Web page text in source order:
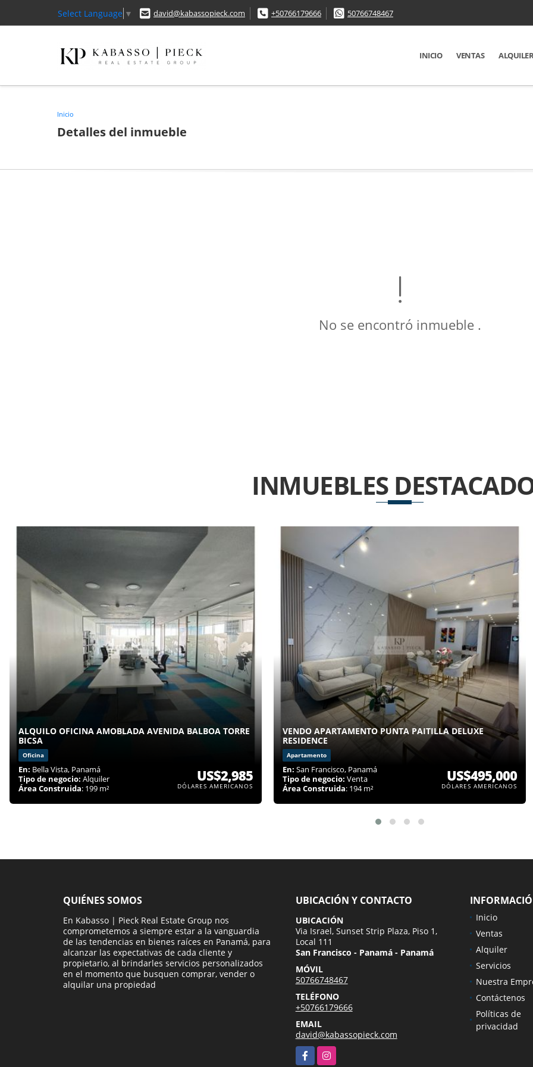
Select Language ▼ david@kabassopieck.com +50766179666 50766748467
INICIO VENTAS
Inicio
Detalles del inmueble
No se encontró inmueble .
INMUEBLES
ALQUILO OFICINA AMOBLADA AVENIDA BALBOA TORRE
BICSA
Oficina
En: Bella Vista, Panamá
Tipo de negocio: Alquiler
Área Construida: 199 m²
US$2,985
DÓLARES AMERICANOS
VENDO APARTAMENTO PUNTA PAITILLA DELUXE
RESIDENCE
Apartamento
En: San Francisco, Panamá
Tipo de negocio: Venta
Área Construida: 194 m²
US$495,000
DÓLARES AMERICANOS
QUIÉNES SOMOS
En Kabasso | Pieck Real Estate Group nos
comprometemos a siempre estar a la vanguardia
de las tendencias en bienes raíces en Panamá, para
alcanzar las expectativas de cada cliente y
propietario, al brindarles servicios personalizados
en el momento que busquen comprar, vender o
alquilar una propiedad
UBICACIÓN Y CONTACTO
UBICACIÓN
Via Israel, Sunset Strip Plaza, Piso 1,
Local 111
San Francisco - Panamá - Panamá
MÓVIL
50766748467
TELÉFONO
+50766179666
EMAIL
david@kabassopieck.com
FacebookInstagram
Inicio
Ventas
Alquiler
Servicios
Nuestra
Contáctenos
Políticas de
privacidad